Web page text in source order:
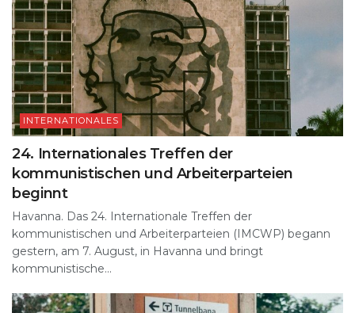
INTERNATIONALES
24. Internationales Treffen der
kommunistischen und Arbeiterparteien
beginnt
Havanna. Das 24. Internationale Treffen der
kommunistischen und Arbeiterparteien (IMCWP) begann
gestern, am 7. August, in Havanna und bringt
kommunistische...